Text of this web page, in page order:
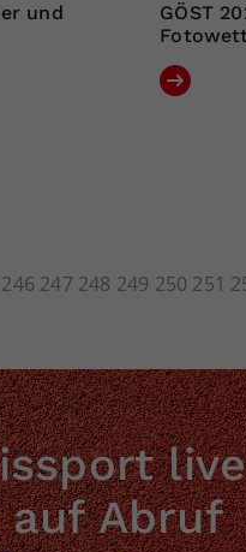
und
GÖST
246 247 248 249 250 251
live
auf Abruf